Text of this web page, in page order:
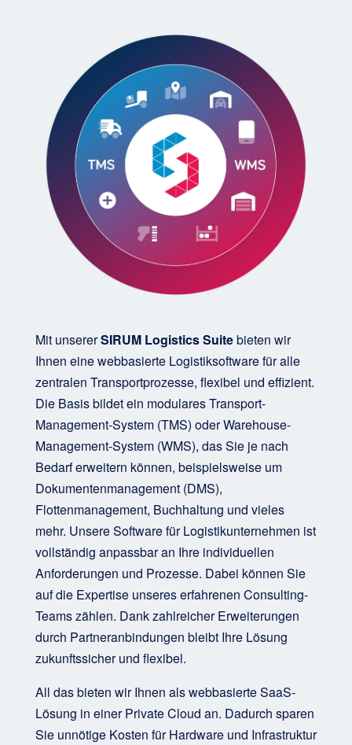
Mit unsererSIRUM Logistics Suitebieten wir
Ihnen eine webbasierte Logistiksoftware für alle
zentralen Transportprozesse, flexibel und effizient.
Die Basis bildet ein modulares Transport-
Management-System (TMS) oder Warehouse-
Management-System (WMS), das Sie je nach
Bedarf erweitern können, beispielsweise um
Dokumentenmanagement (DMS),
Flottenmanagement, Buchhaltung und vieles
mehr. Unsere Software für Logistikunternehmen ist
vollständig anpassbar an Ihre individuellen
Anforderungen und Prozesse. Dabei können Sie
auf die Expertise unseres erfahrenen Consulting-
Teams zählen. Dank zahlreicher Erweiterungen
durch Partneranbindungen bleibt Ihre Lösung
zukunftssicher und flexibel.
All das bieten wir Ihnen als webbasierte SaaS-
Lösung in einer Private Cloud an. Dadurch sparen
Sie unnötige Kosten für Hardware und Infrastruktur